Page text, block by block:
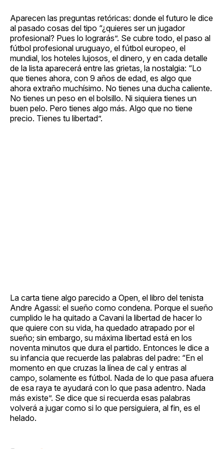
Aparecen las preguntas retóricas: donde el futuro le dice
al pasado cosas del tipo “¿quieres ser un jugador
profesional? Pues lo lograrás”. Se cubre todo, el paso al
fútbol profesional uruguayo, el fútbol europeo, el
mundial, los hoteles lujosos, el dinero, y en cada detalle
de la lista aparecerá entre las grietas, la nostalgia: “Lo
que tienes ahora, con 9 años de edad, es algo que
ahora extraño muchísimo. No tienes una ducha caliente.
No tienes un peso en el bolsillo. Ni siquiera tienes un
buen pelo. Pero tienes algo más. Algo que no tiene
precio. Tienes tu libertad”.
La carta tiene algo parecido a Open, el libro del tenista
Andre Agassi: el sueño como condena. Porque el sueño
cumplido le ha quitado a Cavani la libertad de hacer lo
que quiere con su vida, ha quedado atrapado por el
sueño; sin embargo, su máxima libertad está en los
noventa minutos que dura el partido. Entonces le dice a
su infancia que recuerde las palabras del padre: “En el
momento en que cruzas la línea de cal y entras al
campo, solamente es fútbol. Nada de lo que pasa afuera
de esa raya te ayudará con lo que pasa adentro. Nada
más existe”. Se dice que si recuerda esas palabras
volverá a jugar como si lo que persiguiera, al fin, es el
helado.